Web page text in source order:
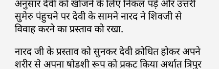
अनुसार देवी को खोजने के लिए निकल पड़े और उत्तरी
सुमेरु पंहुचने पर देवी के सामने नारद ने शिवजी से
विवाह करने का प्रस्ताव को रखा.
नारद जी के प्रस्ताव को सुनकर देवी क्रोधित होकर अपने
शरीर से अपना षोडशी रूप को प्रकट किया अर्थात त्रिपुर